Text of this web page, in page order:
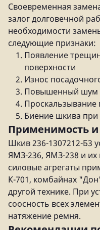
Своевременная
залог долговечной
необходимости
следующие признаки:
Появление
поверхности
Износ
Повышенный шум
Биение шкива
Применимость и
Шкив 236-1307212-Б3
ЯМЗ-236, ЯМЗ-238 и
силовые агрегаты
К-701, комбайнах
другой технике. При
соосность всех
натяжение ремня.